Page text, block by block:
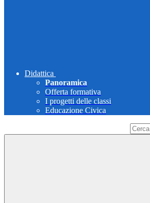
Didattica
Panoramica
Offerta formativa
I progetti delle classi
Educazione Civica